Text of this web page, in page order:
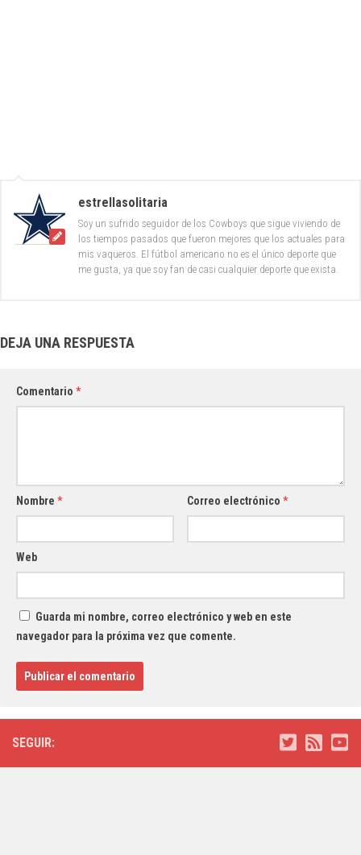
estrellasolitaria
Soy un sufrido seguidor de los Cowboys que sigue viviendo de
los tiempos pasados que fueron mejores que los actuales para
mis vaqueros. El fútbol americano no es el único deporte que
me gusta, ya que soy fan de casi cualquier deporte que exista.
DEJA UNA RESPUESTA
Comentario *
Nombre * Correo electrónico*
Web
Guarda mi nombre, correo electrónico y web en este
navegador para la próxima vez que comente.
SEGUIR: